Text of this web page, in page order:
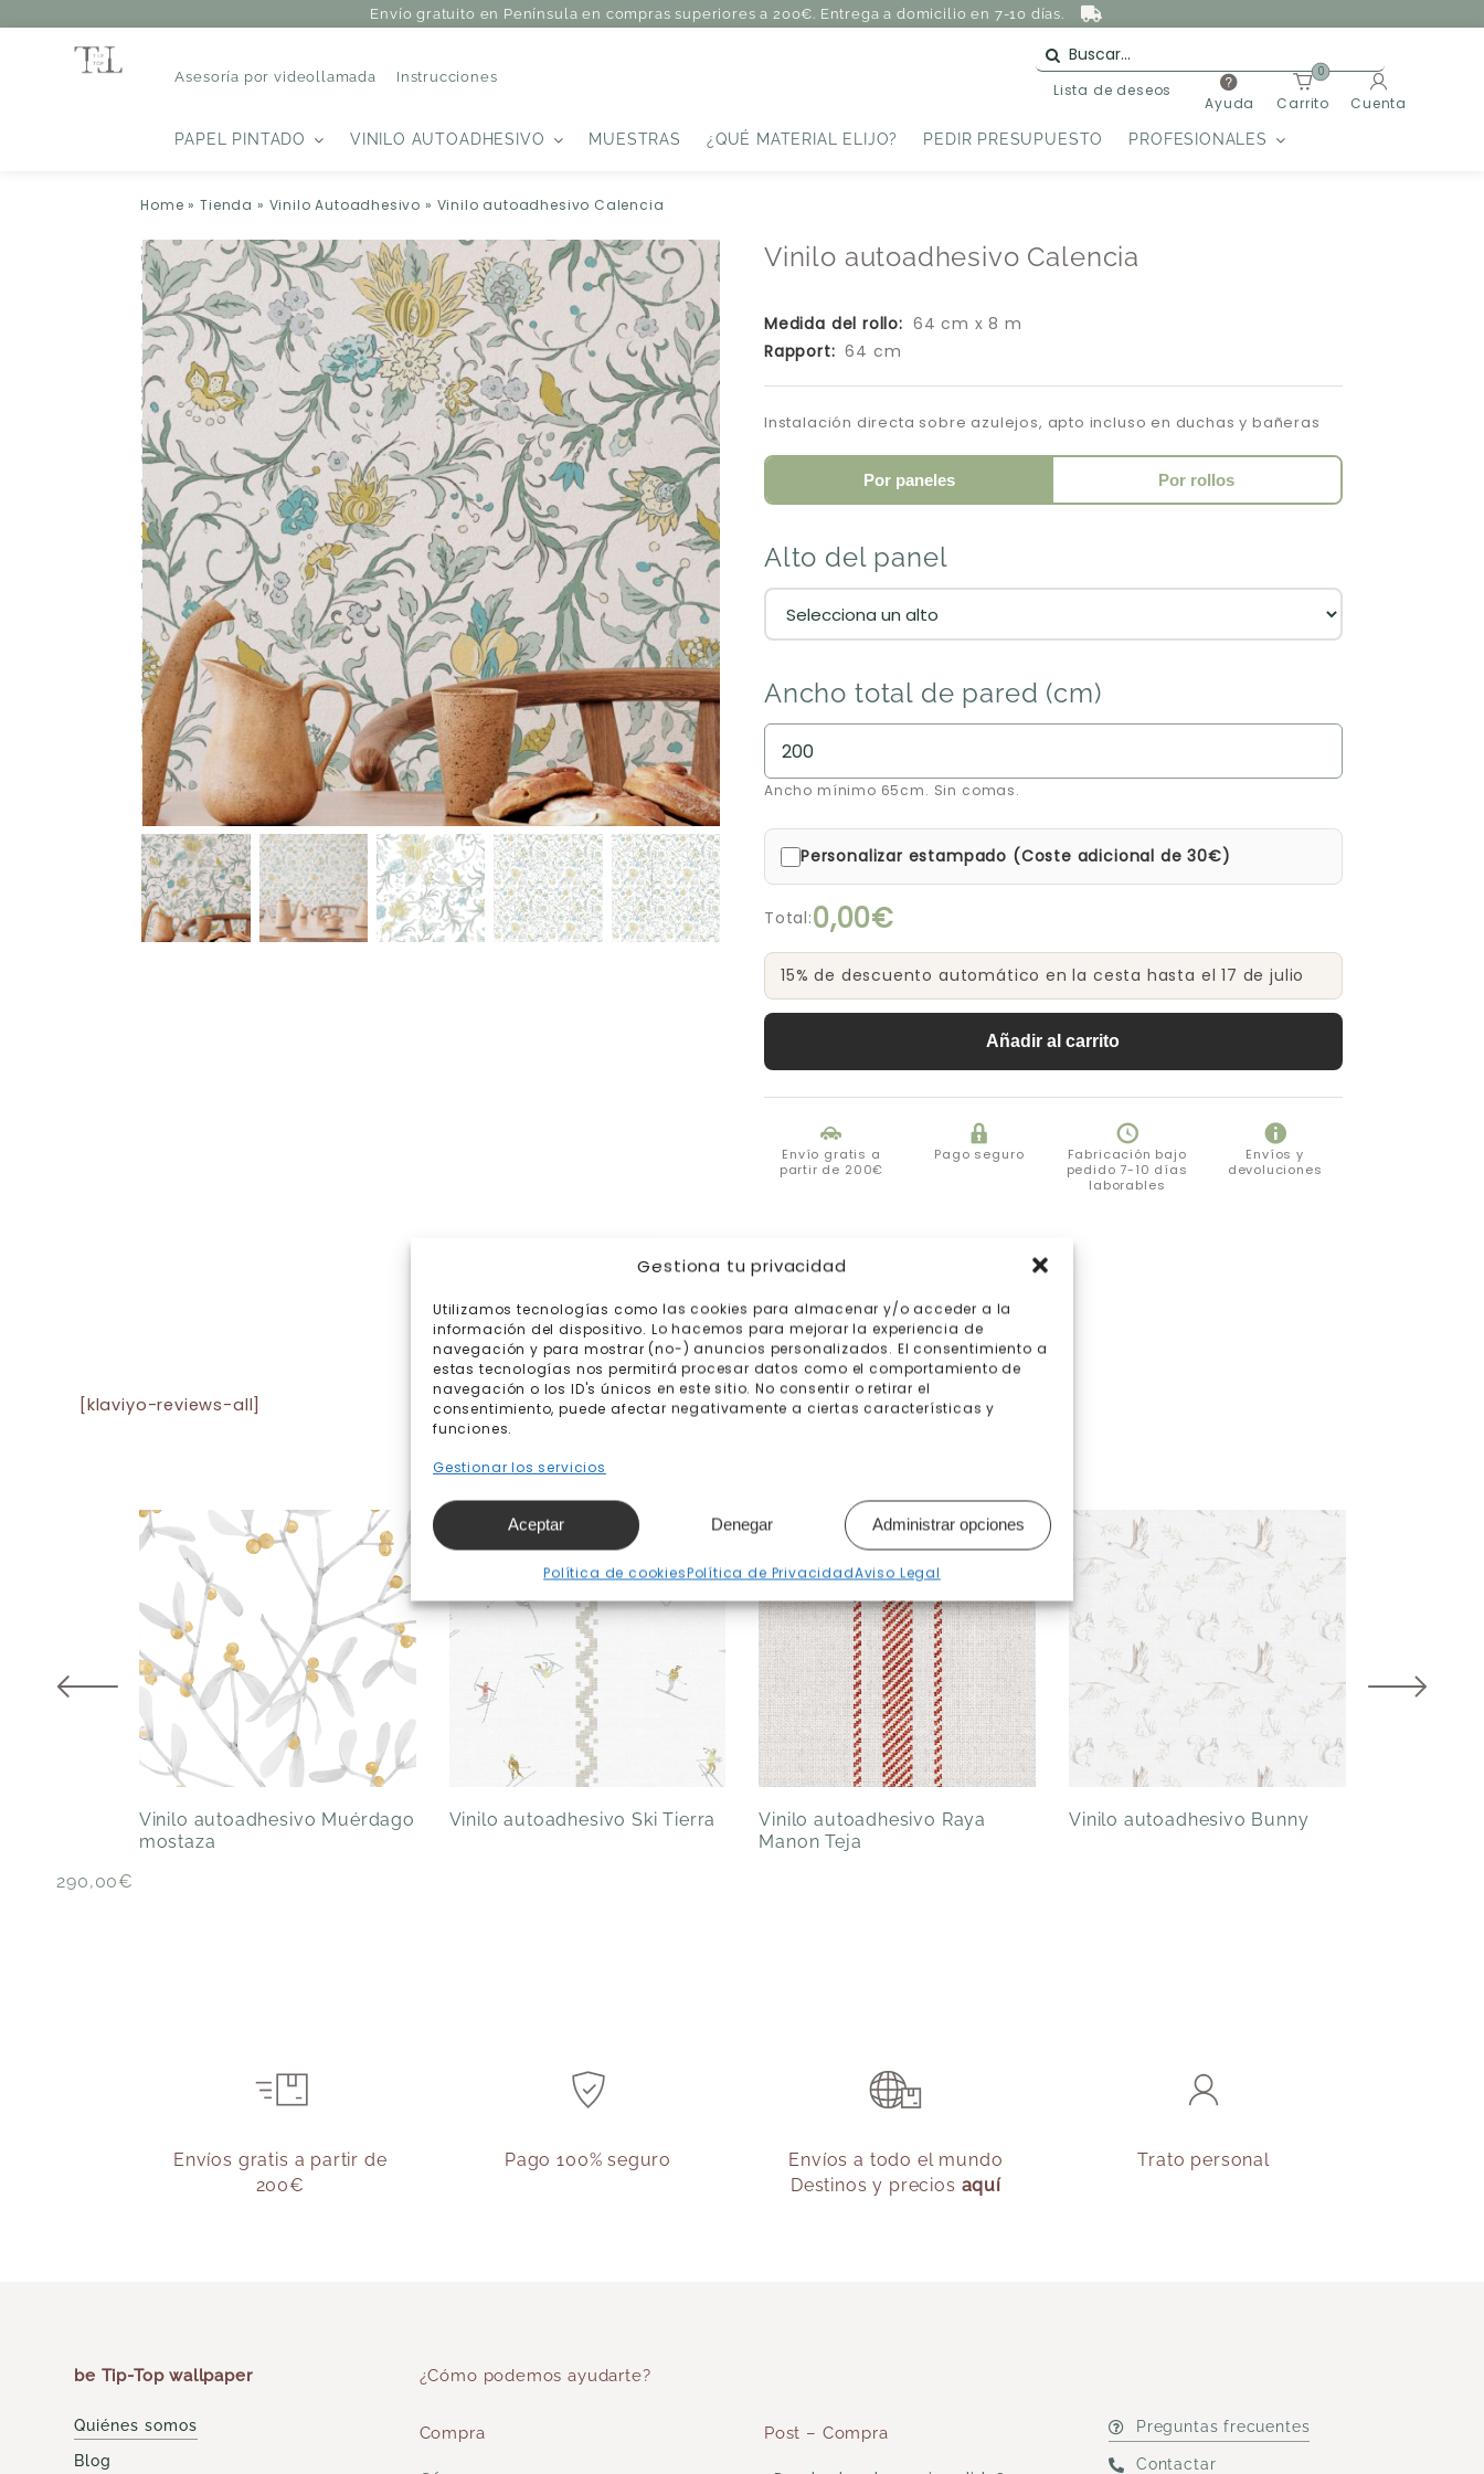
Gestiona tu privacidad
Utilizamos tecnologías como las cookies para almacenar y/o acceder a la
información del dispositivo. Lo hacemos para mejorar la experiencia de
navegación y para mostrar (no-) anuncios personalizados. El consentimiento a
estas tecnologías nos permitirá procesar datos como el comportamiento de
navegación o los ID's únicos en este sitio. No consentir o retirar el
consentimiento, puede afectar negativamente a ciertas características y
funciones.
Gestionar los servicios
Aceptar Denegar Administrar opciones
Política de cookiesPolítica de PrivacidadAviso Legal
Envío gratuito en Península en compras superiores a 200€. Entrega a domicilio en 7-10 días.
Asesoría por videollamada Instrucciones
Lista de deseos
Ayuda Carrito
0
Cuenta
PAPEL PINTADO VINILO AUTOADHESIVO MUESTRAS ¿QUÉ MATERIAL ELIJO? PEDIR PRESUPUESTO PROFESIONALES
Home »Tienda » Vinilo Autoadhesivo » Vinilo autoadhesivo Calencia
Vinilo autoadhesivo Calencia
Medida del rollo: 64 cm x 8 m
Rapport: 64 cm
Instalación directa sobre azulejos, apto incluso en duchas y bañeras
Por paneles Por rollos
Alto del panel
Ancho total de pared (cm)
Ancho mínimo 65cm. Sin comas.
Personalizar estampado (Coste adicional de 30€)
Total:0,00€
15% de descuento automático en la cesta hasta el 17 de julio
Añadir al carrito
Envío gratis a
partir de 200€
Pago seguro
Fabricación bajo
pedido 7-10 días
laborables
Envíos y
devoluciones
[klaviyo-reviews-all]
Productos relacionados
Vinilo autoadhesivo Muérdago
mostaza
Vinilo autoadhesivo Ski Tierra
Vinilo autoadhesivo Raya
Manon Teja
Vinilo autoadhesivo Bunny
290,00€
Envíos gratis a partir de
200€
Pago 100% seguro
Envíos a todo el mundo
Destinos y precios aquí
Trato personal
be Tip-Top wallpaper
Quiénes somos
Blog
¿Cómo podemos ayudarte?
Compra Post – Compra Preguntas frecuentes
Contactar